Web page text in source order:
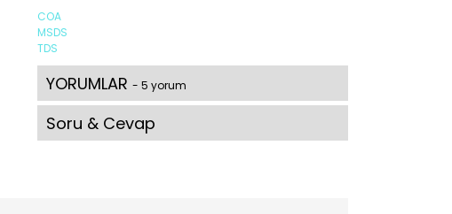
COA
MSDS
TDS
YORUMLAR - 5 yorum
Soru & Cevap